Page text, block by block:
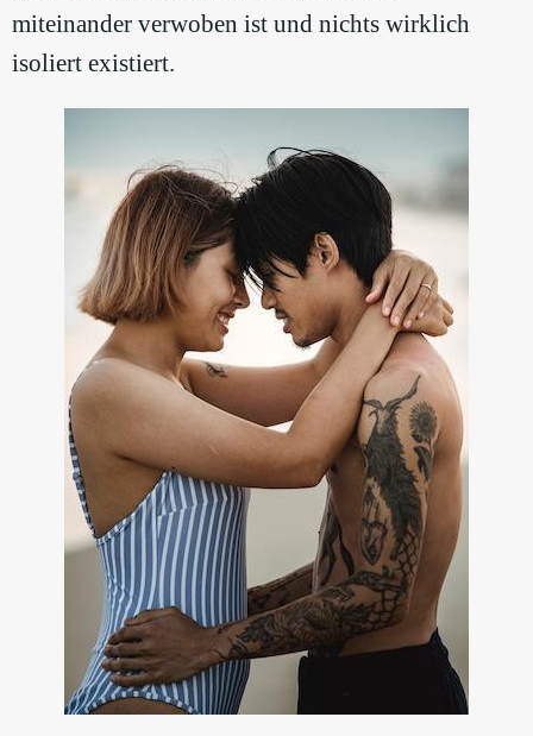
miteinander verwoben ist und nichts wirklich
isoliert existiert.